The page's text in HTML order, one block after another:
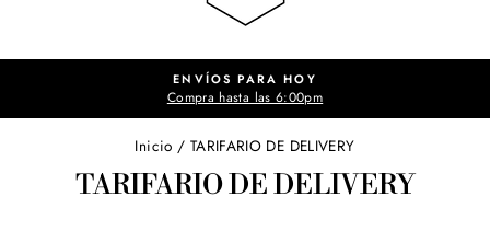
diapositivas
ENVÍOS PARA HOY
Compra hasta las 6:00pm
Inicio / TARIFARIO DE DELIVERY
TARIFARIO DE DELIVERY